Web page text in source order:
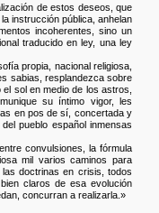
de estos deseos, que
instrucción pública, anhelan
incoherentes, sino un
traducido en ley, una ley
propia, nacional religiosa,
sabias, resplandezca sobre
sol en medio de los astros,
su íntimo vigor, les
en pos de sí, concertada y
pueblo español inmensas
convulsiones, la fórmula
mil varios caminos para
doctrinas en crisis, todos
claros de esa evolución
concurran a realizarla.»